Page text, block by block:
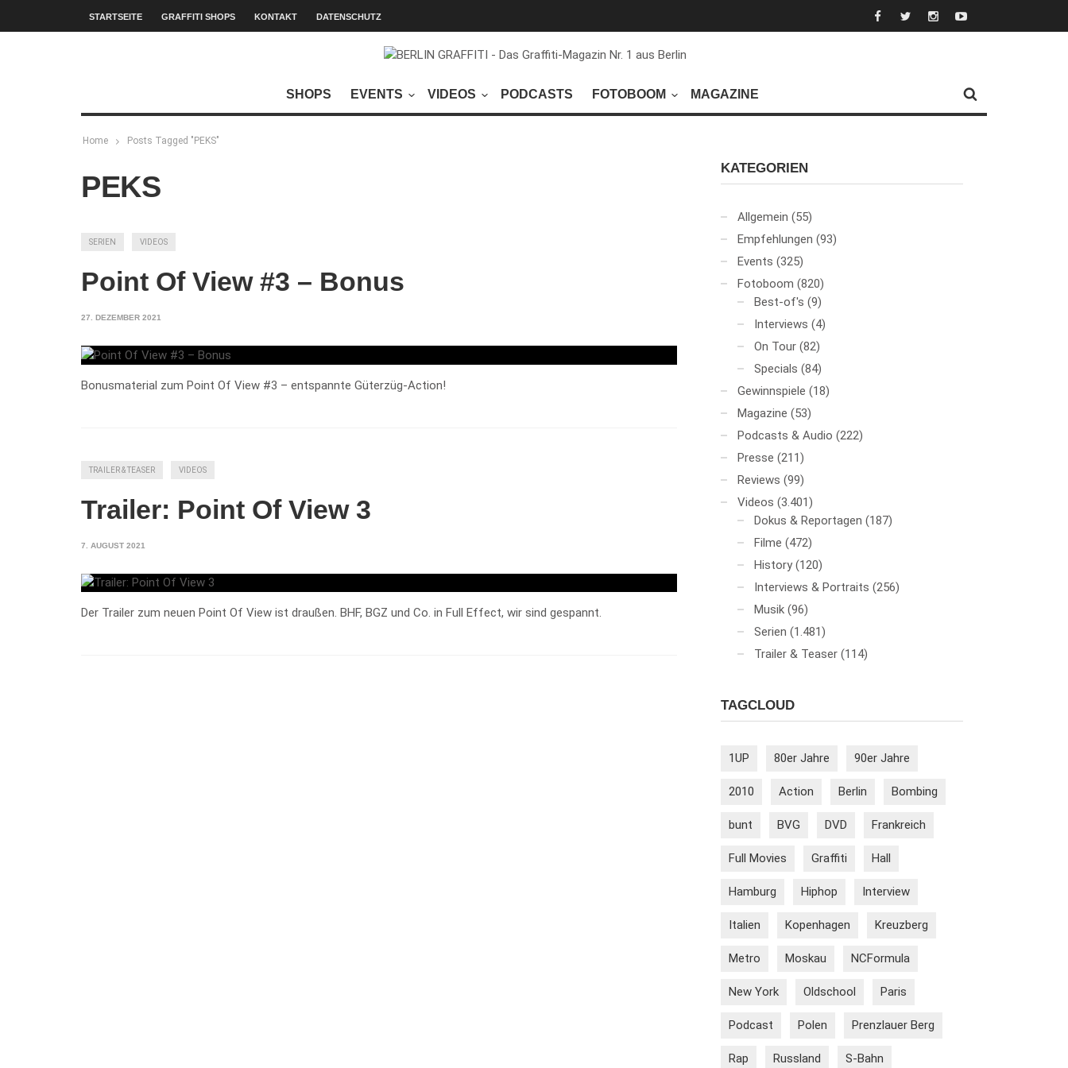
STARTSEITE GRAFFITI SHOPS KONTAKT DATENSCHUTZ
SHOPS EVENTS VIDEOS PODCASTS FOTOBOOM MAGAZINE
Home Posts Tagged "PEKS"
PEKS
SERIEN VIDEOS
Point Of View #3 – Bonus
27. DEZEMBER 2021
Bonusmaterial zum Point Of View #3 – entspannte Güterzüg-Action!
TRAILER & TEASER VIDEOS
Trailer: Point Of View 3
7. AUGUST 2021
Der Trailer zum neuen Point Of View ist draußen. BHF, BGZ und Co. in Full Effect, wir sind gespannt.
KATEGORIEN
Allgemein (55)
Empfehlungen (93)
Events (325)
Fotoboom (820)
Best-of's (9)
Interviews (4)
On Tour (82)
Specials (84)
Gewinnspiele (18)
Magazine (53)
Podcasts & Audio (222)
Presse (211)
Reviews (99)
Videos (3.401)
Dokus & Reportagen (187)
Filme (472)
History (120)
Interviews & Portraits (256)
Musik (96)
Serien (1.481)
Trailer & Teaser (114)
TAGCLOUD
1UP 80er Jahre 90er Jahre
2010 Action Berlin Bombing
bunt BVG DVD Frankreich
Full Movies Graffiti Hall
Hamburg Hiphop Interview
Italien Kopenhagen Kreuzberg
Metro Moskau NCFormula
New York Oldschool Paris
Podcast Polen Prenzlauer Berg
Rap Russland S-Bahn